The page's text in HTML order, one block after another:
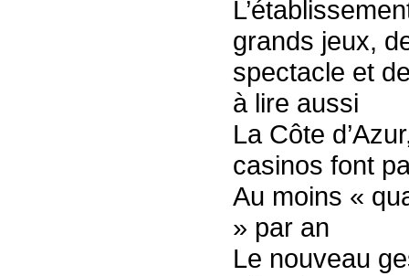
grands jeux,
spectacle et
à lire aussi
La Côte
casinos font
Au moins «
» par an
Le nouveau